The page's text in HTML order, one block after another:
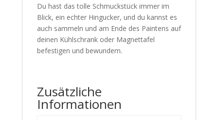
Du hast das tolle Schmuckstück immer im
Blick, ein echter Hingucker, und du kannst es
auch sammeln und am Ende des Paintens auf
deinen Kühlschrank oder Magnettafel
befestigen und bewundern.
Zusätzliche
Informationen